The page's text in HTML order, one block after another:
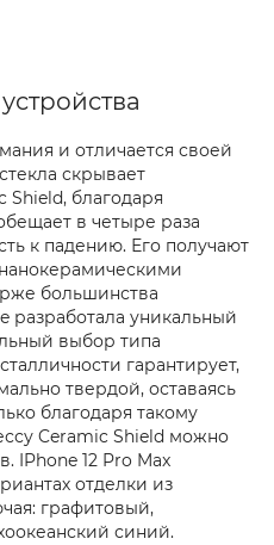
и отличается своей
скрывает
благодаря
в четыре раза
к падению. Его получают
большинства
разработала уникальный
выбор типа
гарантирует,
твердой, оставаясь
благодаря такому
Ceramic Shield можно
IPhone 12 Pro Max
отделки из
графитовый,
синий.